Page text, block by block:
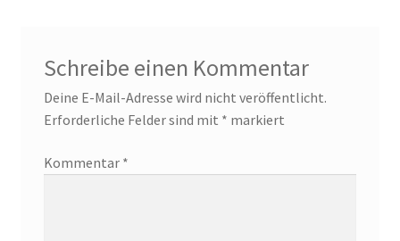
Schreibe einen Kommentar
Deine E-Mail-Adresse wird nicht veröffentlicht.
Erforderliche Felder sind mit * markiert
Kommentar *